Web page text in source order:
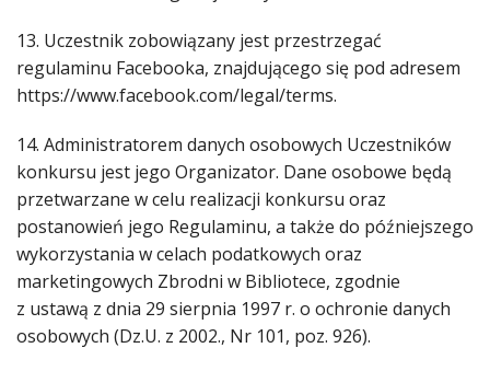
13. Uczestnik zobowiązany jest przestrzegać
regulaminu Facebooka, znajdującego się pod adresem
https://www.facebook.com/legal/terms.
14. Administratorem danych osobowych Uczestników
konkursu jest jego Organizator. Dane osobowe będą
przetwarzane w celu realizacji konkursu oraz
postanowień jego Regulaminu, a także do późniejszego
wykorzystania w celach podatkowych oraz
marketingowych Zbrodni w Bibliotece, zgodnie
z ustawą z dnia 29 sierpnia 1997 r. o ochronie danych
osobowych (Dz.U. z 2002., Nr 101, poz. 926).